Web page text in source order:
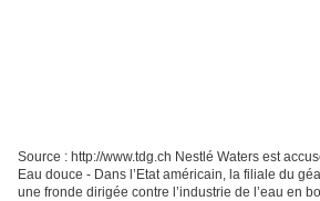
Source : http://www.tdg.ch Nestlé Waters est
Eau douce - Dans l’Etat américain, la filiale du
une fronde dirigée contre l’industrie de l’eau en